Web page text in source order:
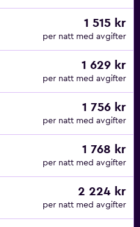
1 515 kr
per natt med avgifter
1 629 kr
per natt med avgifter
1 756 kr
per natt med avgifter
1 768 kr
per natt med avgifter
2 224 kr
per natt med avgifter